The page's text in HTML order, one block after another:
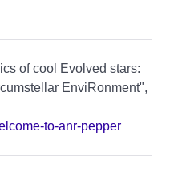
of cool Evolved stars:
EnviRonment",
to-anr-pepper